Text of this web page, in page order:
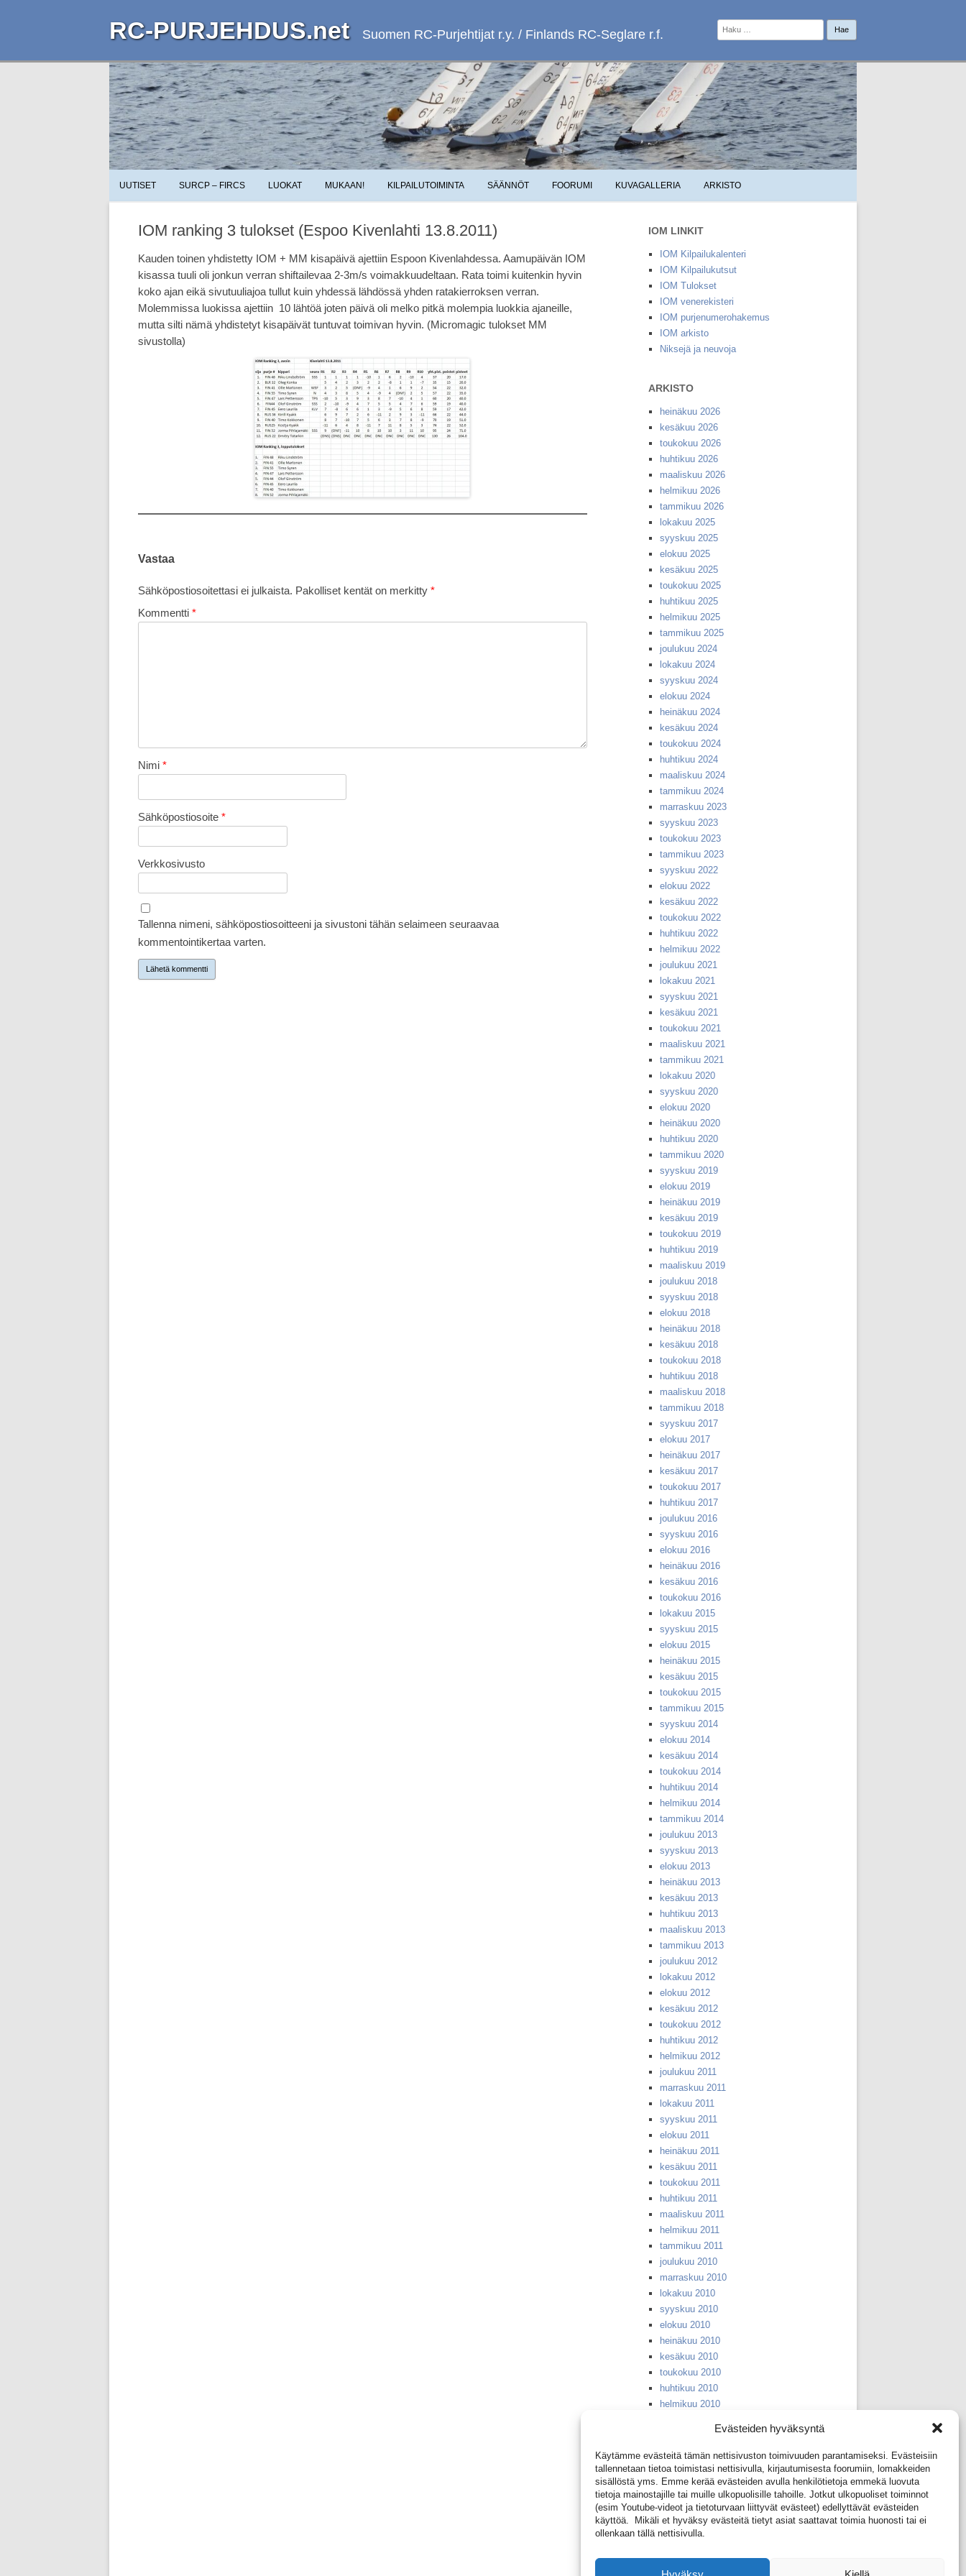
Evästeiden hyväksyntä
Käytämme evästeitä tämän nettisivuston toimivuuden parantamiseksi. Evästeisiin
tallennetaan tietoa toimistasi nettisivulla, kirjautumisesta foorumiin, lomakkeiden
sisällöstä yms. Emme kerää evästeiden avulla henkilötietoja emmekä luovuta
tietoja mainostajille tai muille ulkopuolisille tahoille. Jotkut ulkopuoliset toiminnot
(esim Youtube-videot ja tietoturvaan liittyvät evästeet) edellyttävät evästeiden
käyttöä. Mikäli et hyväksy evästeitä tietyt asiat saattavat toimia huonosti tai ei
ollenkaan tällä nettisivulla.
RC-PURJEHDUS.net Suomen RC-Purjehtijat r.y. / Finlands RC-Seglare r.f.
Haku:
UUTISET SURCP – FIRCS LUOKAT MUKAAN! KILPAILUTOIMINTA SÄÄNNÖT FOORUMI KUVAGALLERIA ARKISTO
IOM ranking 3 tulokset (Espoo Kivenlahti 13.8.2011)
Kauden toinen yhdistetty IOM + MM kisapäivä ajettiin Espoon Kivenlahdessa. Aamupäivän IOM
kisassa tuuli oli jonkun verran shiftailevaa 2-3m/s voimakkuudeltaan. Rata toimi kuitenkin hyvin
koko ajan eikä sivutuuliajoa tullut kuin yhdessä lähdössä yhden ratakierroksen verran.
Molemmissa luokissa ajettiin 10 lähtöä joten päivä oli melko pitkä molempia luokkia ajaneille,
mutta silti nämä yhdistetyt kisapäivät tuntuvat toimivan hyvin. (Micromagic tulokset MM
sivustolla)
Vastaa
Sähköpostiosoitettasi ei julkaista. Pakolliset kentät on merkitty *
Kommentti *
Nimi *
Sähköpostiosoite *
Verkkosivusto
Tallenna nimeni, sähköpostiosoitteeni ja sivustoni tähän selaimeen seuraavaa
kommentointikertaa varten.
IOM LINKIT
IOM Kilpailukalenteri
IOM Kilpailukutsut
IOM Tulokset
IOM venerekisteri
IOM purjenumerohakemus
IOM arkisto
Niksejä ja neuvoja
ARKISTO
heinäkuu 2026
kesäkuu 2026
toukokuu 2026
huhtikuu 2026
maaliskuu 2026
helmikuu 2026
tammikuu 2026
lokakuu 2025
syyskuu 2025
elokuu 2025
kesäkuu 2025
toukokuu 2025
huhtikuu 2025
helmikuu 2025
tammikuu 2025
joulukuu 2024
lokakuu 2024
syyskuu 2024
elokuu 2024
heinäkuu 2024
kesäkuu 2024
toukokuu 2024
huhtikuu 2024
maaliskuu 2024
tammikuu 2024
marraskuu 2023
syyskuu 2023
toukokuu 2023
tammikuu 2023
syyskuu 2022
elokuu 2022
kesäkuu 2022
toukokuu 2022
huhtikuu 2022
helmikuu 2022
joulukuu 2021
lokakuu 2021
syyskuu 2021
kesäkuu 2021
toukokuu 2021
maaliskuu 2021
tammikuu 2021
lokakuu 2020
syyskuu 2020
elokuu 2020
heinäkuu 2020
huhtikuu 2020
tammikuu 2020
syyskuu 2019
elokuu 2019
heinäkuu 2019
kesäkuu 2019
toukokuu 2019
huhtikuu 2019
maaliskuu 2019
joulukuu 2018
syyskuu 2018
elokuu 2018
heinäkuu 2018
kesäkuu 2018
toukokuu 2018
huhtikuu 2018
maaliskuu 2018
tammikuu 2018
syyskuu 2017
elokuu 2017
heinäkuu 2017
kesäkuu 2017
toukokuu 2017
huhtikuu 2017
joulukuu 2016
syyskuu 2016
elokuu 2016
heinäkuu 2016
kesäkuu 2016
toukokuu 2016
lokakuu 2015
syyskuu 2015
elokuu 2015
heinäkuu 2015
kesäkuu 2015
toukokuu 2015
tammikuu 2015
syyskuu 2014
elokuu 2014
kesäkuu 2014
toukokuu 2014
huhtikuu 2014
helmikuu 2014
tammikuu 2014
joulukuu 2013
syyskuu 2013
elokuu 2013
heinäkuu 2013
kesäkuu 2013
huhtikuu 2013
maaliskuu 2013
tammikuu 2013
joulukuu 2012
lokakuu 2012
elokuu 2012
kesäkuu 2012
toukokuu 2012
huhtikuu 2012
helmikuu 2012
joulukuu 2011
marraskuu 2011
lokakuu 2011
syyskuu 2011
elokuu 2011
heinäkuu 2011
kesäkuu 2011
toukokuu 2011
huhtikuu 2011
maaliskuu 2011
helmikuu 2011
tammikuu 2011
joulukuu 2010
marraskuu 2010
lokakuu 2010
syyskuu 2010
elokuu 2010
heinäkuu 2010
kesäkuu 2010
toukokuu 2010
huhtikuu 2010
helmikuu 2010
syyskuu 2007
huhtikuu 2006
huhtikuu 2005
huhtikuu 2004
huhtikuu 2003
huhtikuu 2002
huhtikuu 2001